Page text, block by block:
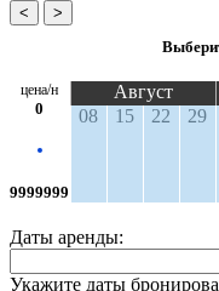
<
>
цена/н
0
9999999
Август
08
15 22 29
Даты аренды:
Укажите даты